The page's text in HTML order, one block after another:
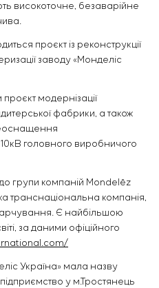
високоточне, безаварійне
проєкт із реконструкції
заводу «Монделіс
модернізації
фабрики, а також
головного виробничого
групи компаній Mondelēz
транснаціональна компанія,
Є найбільшою
за даними офіційного
Україна» мала назву
у м.Тростянець